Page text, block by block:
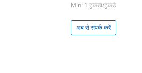
Min: 1 टुकड़ा/टुकड़े
अब से संपर्क करें